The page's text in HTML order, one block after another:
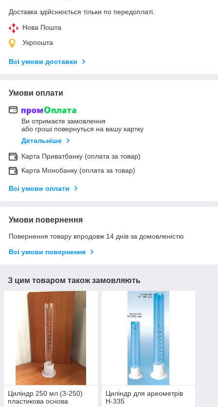
Доставка здійснюється тільки по передоплаті.
Нова Пошта
Укрпошта
Всі умови доставки
Умови оплати
Ви отримаєте замовлення
або гроші повернуться на вашу картку
Детальніше
Карта Приватбанку (оплата за товар)
Карта Монобанку (оплата за товар)
Всі умови оплати
Умови повернення
Повернення товару впродовж 14 днів за домовленістю
Всі умови повернення
З цим товаром також замовляють
Циліндр 250 мл (3-250)
пластикова основа
Циліндр для ареометрів
Н-335